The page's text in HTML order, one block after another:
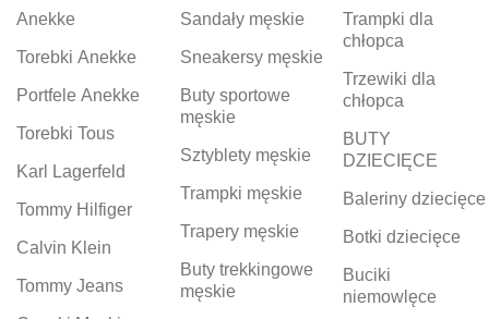
Anekke
Torebki Anekke
Portfele Anekke
Torebki Tous
Karl Lagerfeld
Tommy Hilfiger
Calvin Klein
Tommy Jeans
Sandały męskie
Sneakersy męskie
Buty sportowe
męskie
Sztyblety męskie
Trampki męskie
Trapery męskie
Buty trekkingowe
męskie
Trampki dla
chłopca
Trzewiki dla
chłopca
BUTY
DZIECIĘCE
Baleriny dziecięce
Botki dziecięce
Buciki
niemowlęce